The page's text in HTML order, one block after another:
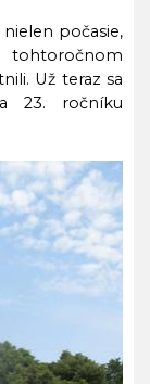
počasie,
Už teraz sa
23. ročníku